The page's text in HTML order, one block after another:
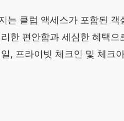
는 클럽 액세스가 포함된
한 편안함과 세심한 혜택
, 프라이빗 체크인 및 체크